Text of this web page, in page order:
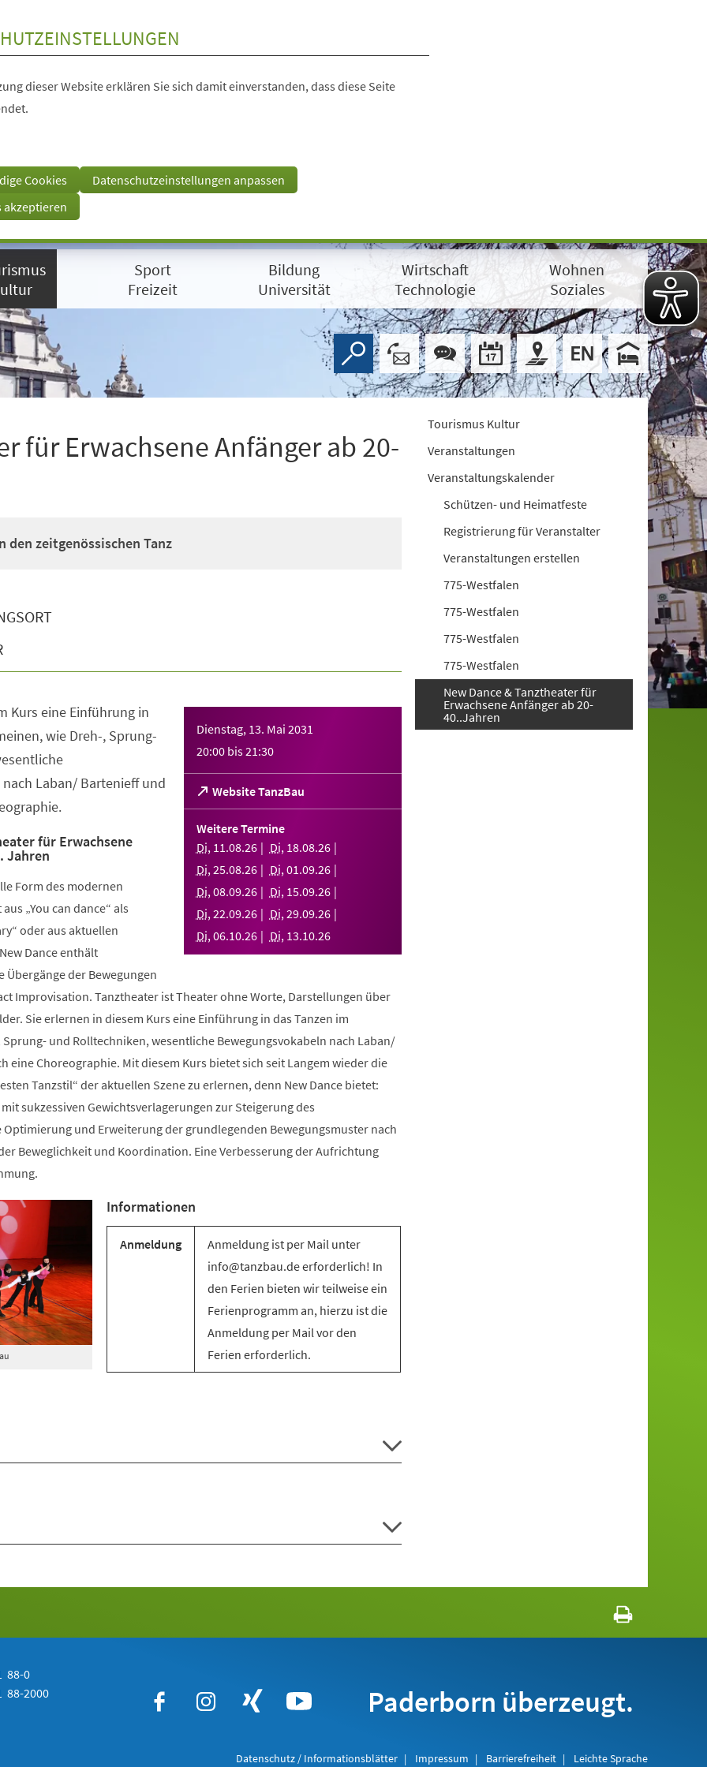
dieser Website erklären Sie sich damit einverstanden, dass diese Seite
Cookies
Datenschutzeinstellungen anpassen
akzeptieren
Sport
Freizeit
Bildung
Universität
Wirtschaft
Technologie
Wohnen
Soziales
für Erwachsene Anfänger ab 20-
den zeitgenössischen Tanz
Dienstag, 13. Mai 2031
20:00 bis21:30
Website TanzBau
(Öffnet
in
einem
neuen
Tab)
Weitere Termine
Di, 11.08.26 Di, 18.08.26
Di,25.08.26 Di,01.09.26
Di,08.09.26 Di, 15.09.26
Di,22.09.26 Di,29.09.26
Di,06.10.26 Di, 13.10.26
Kurs eine Einführung in
wie Dreh-, Sprung-
Laban/ Bartenieff und
für Erwachsene
Jahren
Form des modernen
„You can dance“ als
oder aus aktuellen
Dance enthält
der Bewegungen
Improvisation. Tanztheater ist Theater ohne Worte, Darstellungen über
Sie erlernen in diesem Kurs eine Einführung in das Tanzen im
und Rolltechniken, wesentliche Bewegungsvokabeln nach Laban/
eine Choreographie. Mit diesem Kurs bietet sich seit Langem wieder die
Tanzstil“ der aktuellen Szene zu erlernen, denn New Dance bietet:
sukzessiven Gewichtsverlagerungen zur Steigerung des
Optimierung und Erweiterung der grundlegenden Bewegungsmuster nach
Beweglichkeit und Koordination. Eine Verbesserung der Aufrichtung
Informationen
Anmeldung
Anmeldung ist per Mail unter
info@tanzbau.de erforderlich! In
den Ferien bieten wir teilweise ein
Ferienprogramm an, hierzu ist die
Anmeldung per Mail vor den
Ferien erforderlich.
Tourismus Kultur
Veranstaltungen
Veranstaltungskalender
Schützen- und Heimatfeste
Registrierung für Veranstalter
Veranstaltungen erstellen
775-Westfalen
775-Westfalen
775-Westfalen
775-Westfalen
New Dance & Tanztheater für
Erwachsene Anfänger ab 20-
40..Jahren
88-0
88-2000 Paderborn überzeugt.
Datenschutz / Informationsblätter Impressum Barrierefreiheit Leichte Sprache